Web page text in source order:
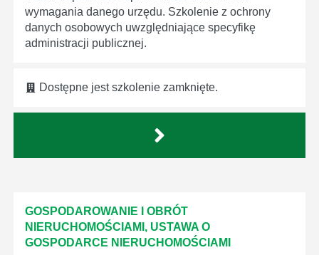
wymagania danego urzędu. Szkolenie z ochrony
danych osobowych uwzględniające specyfikę
administracji publicznej.
Dostępne jest szkolenie zamknięte.
GOSPODAROWANIE I OBRÓT
NIERUCHOMOŚCIAMI, USTAWA O
GOSPODARCE NIERUCHOMOŚCIAMI